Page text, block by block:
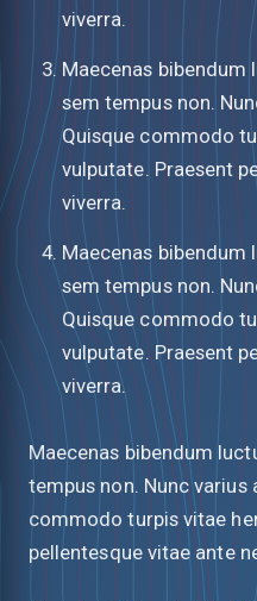
viverra.
Maecenas bibendum
sem tempus non.
Quisque commodo
vulputate. Praesent
viverra.
Maecenas bibendum
sem tempus non.
Quisque commodo
vulputate. Praesent
viverra.
Maecenas bibendum
tempus non. Nunc varius
commodo turpis vitae
pellentesque vitae ante